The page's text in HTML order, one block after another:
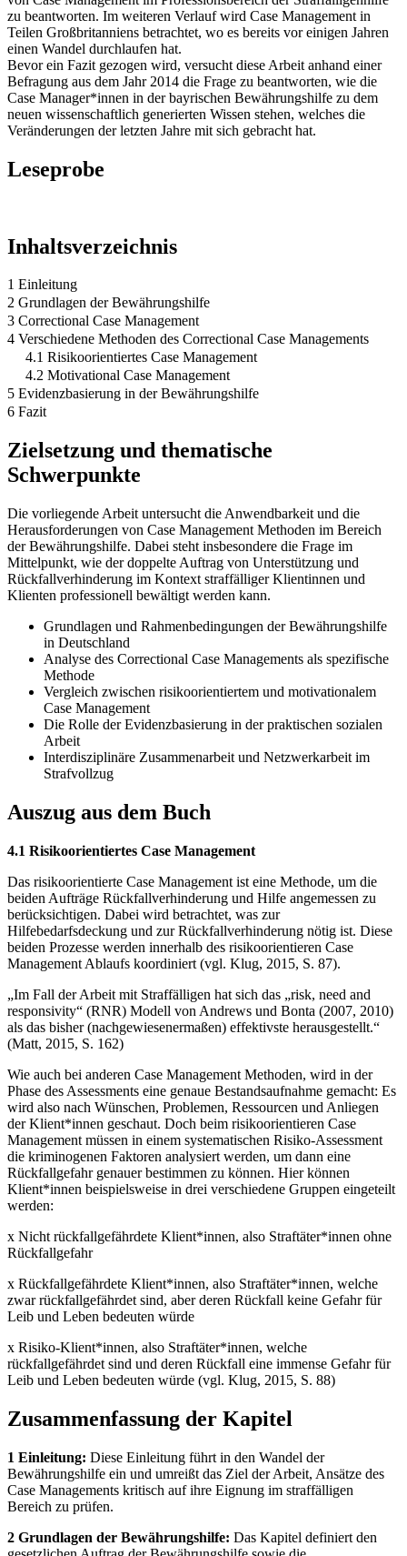
zu beantworten. Im weiteren Verlauf wird Case Management in
Teilen Großbritanniens betrachtet, wo es bereits vor einigen Jahren
einen Wandel durchlaufen hat.
Bevor ein Fazit gezogen wird, versucht diese Arbeit anhand einer
Befragung aus dem Jahr 2014 die Frage zu beantworten, wie die
Case Manager*innen in der bayrischen Bewährungshilfe zu dem
neuen wissenschaftlich generierten Wissen stehen, welches die
Veränderungen der letzten Jahre mit sich gebracht hat.
Leseprobe
Inhaltsverzeichnis
1 Einleitung
2 Grundlagen der Bewährungshilfe
3 Correctional Case Management
4 Verschiedene Methoden des Correctional Case Managements
4.1 Risikoorientiertes Case Management
4.2 Motivational Case Management
5 Evidenzbasierung in der Bewährungshilfe
6 Fazit
Zielsetzung und thematische
Schwerpunkte
Die vorliegende Arbeit untersucht die Anwendbarkeit und die
Herausforderungen von Case Management Methoden im Bereich
der Bewährungshilfe. Dabei steht insbesondere die Frage im
Mittelpunkt, wie der doppelte Auftrag von Unterstützung und
Rückfallverhinderung im Kontext straffälliger Klientinnen und
Klienten professionell bewältigt werden kann.
Grundlagen und Rahmenbedingungen der Bewährungshilfe
in Deutschland
Analyse des Correctional Case Managements als spezifische
Methode
Vergleich zwischen risikoorientiertem und motivationalem
Case Management
Die Rolle der Evidenzbasierung in der praktischen sozialen
Arbeit
Interdisziplinäre Zusammenarbeit und Netzwerkarbeit im
Strafvollzug
Auszug aus dem Buch
4.1 Risikoorientiertes Case Management
Das risikoorientierte Case Management ist eine Methode, um die
beiden Aufträge Rückfallverhinderung und Hilfe angemessen zu
berücksichtigen. Dabei wird betrachtet, was zur
Hilfebedarfsdeckung und zur Rückfallverhinderung nötig ist. Diese
beiden Prozesse werden innerhalb des risikoorientieren Case
Management Ablaufs koordiniert (vgl. Klug, 2015, S. 87).
„Im Fall der Arbeit mit Straffälligen hat sich das „risk, need and
responsivity“ (RNR) Modell von Andrews und Bonta (2007, 2010)
als das bisher (nachgewiesenermaßen) effektivste herausgestellt.“
(Matt, 2015, S. 162)
Wie auch bei anderen Case Management Methoden, wird in der
Phase des Assessments eine genaue Bestandsaufnahme gemacht: Es
wird also nach Wünschen, Problemen, Ressourcen und Anliegen
der Klient*innen geschaut. Doch beim risikoorientieren Case
Management müssen in einem systematischen Risiko-Assessment
die kriminogenen Faktoren analysiert werden, um dann eine
Rückfallgefahr genauer bestimmen zu können. Hier können
Klient*innen beispielsweise in drei verschiedene Gruppen eingeteilt
werden:
x Nicht rückfallgefährdete Klient*innen, also Straftäter*innen ohne
Rückfallgefahr
x Rückfallgefährdete Klient*innen, also Straftäter*innen, welche
zwar rückfallgefährdet sind, aber deren Rückfall keine Gefahr für
Leib und Leben bedeuten würde
x Risiko-Klient*innen, also Straftäter*innen, welche
rückfallgefährdet sind und deren Rückfall eine immense Gefahr für
Leib und Leben bedeuten würde (vgl. Klug, 2015, S. 88)
Zusammenfassung der Kapitel
1 Einleitung: Diese Einleitung führt in den Wandel der
Bewährungshilfe ein und umreißt das Ziel der Arbeit, Ansätze des
Case Managements kritisch auf ihre Eignung im straffälligen
Bereich zu prüfen.
2 Grundlagen der Bewährungshilfe: Das Kapitel definiert den